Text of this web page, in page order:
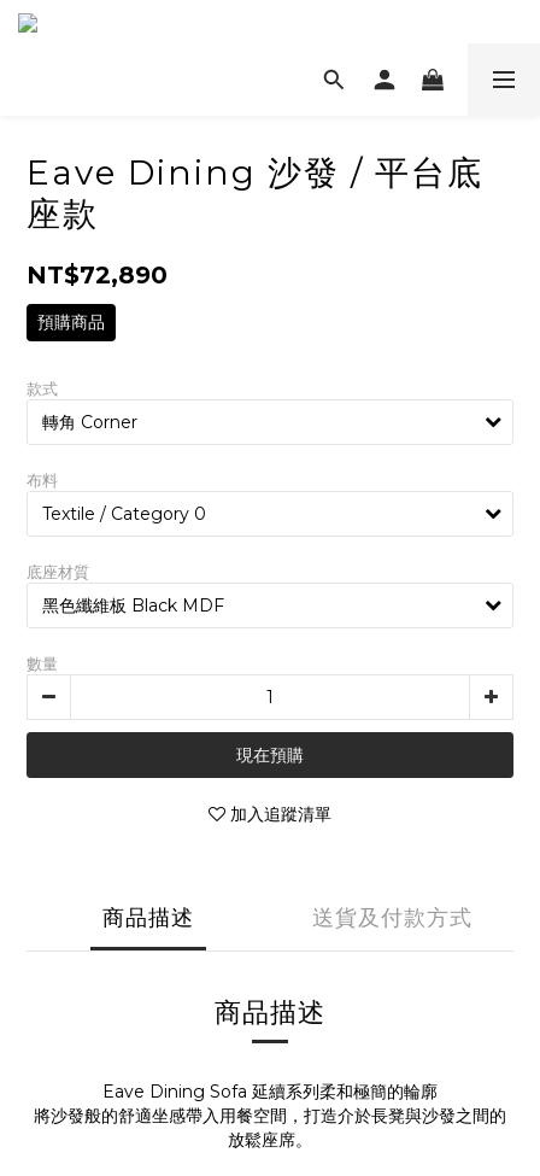
Eave Dining 沙發 / 平台底
座款
NT$72,890
預購商品
款式
布料
底座材質
數量
現在預購
加入追蹤清單
商品描述 送貨及付款方式
商品描述
Eave Dining Sofa 延續系列柔和極簡的輪廓
將沙發般的舒適坐感帶入用餐空間，打造介於長凳與沙發之間的
放鬆座席。